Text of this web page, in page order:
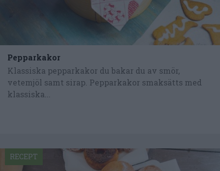
Pepparkakor
Klassiska pepparkakor du bakar du av smör,
vetemjöl samt sirap. Pepparkakor smaksätts med
klassiska...
RECEPT